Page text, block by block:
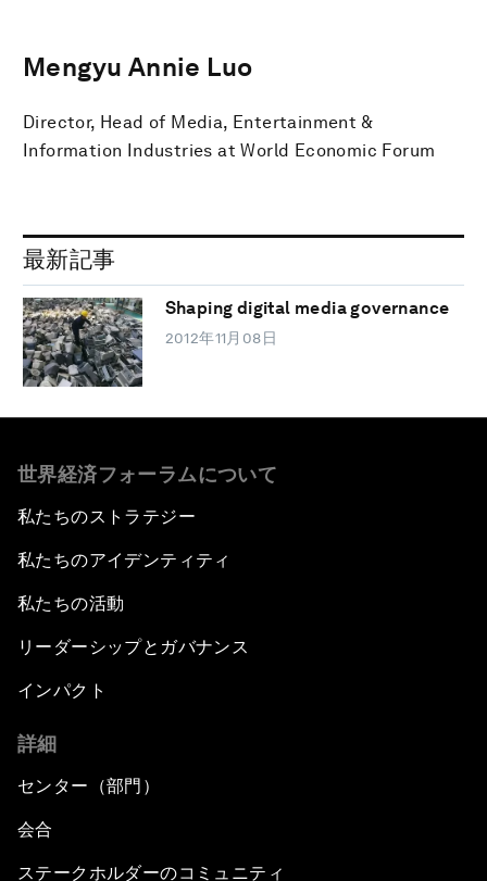
Mengyu Annie Luo
Director, Head of Media, Entertainment &
Information Industries at World Economic Forum
最新記事
Shaping digital media governance
2012年11月08日
世界経済フォーラムについて
私たちのストラテジー
私たちのアイデンティティ
私たちの活動
リーダーシップとガバナンス
インパクト
詳細
センター（部門）
会合
ステークホルダーのコミュニティ